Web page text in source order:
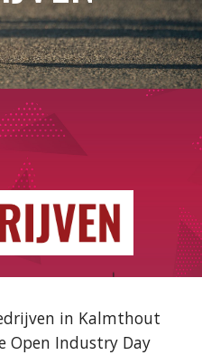
in Kalmthout
Open Industry Day